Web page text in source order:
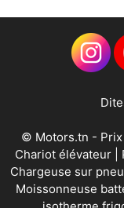
© Motors.tn -
Chariot élévateur
Chargeuse sur
Moissonneuse